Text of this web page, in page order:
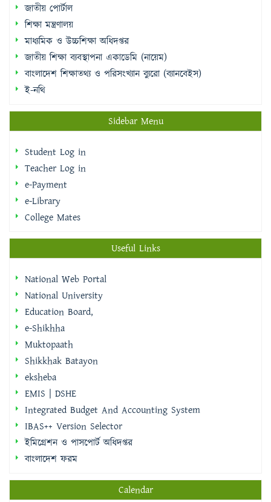
জাতীয় পোর্টাল
শিক্ষা মন্ত্রণালয়
মাধ্যমিক ও উচ্চশিক্ষা অধিদপ্তর
জাতীয় শিক্ষা ব্যবস্থাপনা একাডেমি (নায়েম)
বাংলাদেশ শিক্ষাতথ্য ও পরিসংখ্যান ব্যুরো (ব্যানবেইস)
ই-নথি
Sidebar Menu
Student Log in
Teacher Log in
e-Payment
e-Library
College Mates
Useful Links
National Web Portal
National University
Education Board,
e-Shikhha
Muktopaath
Shikkhak Batayon
eksheba
EMIS | DSHE
Integrated Budget And Accounting System
IBAS++ Version Selector
ইমিগ্রেশন ও পাসপোর্ট অধিদপ্তর
বাংলাদেশ ফরম
Calendar